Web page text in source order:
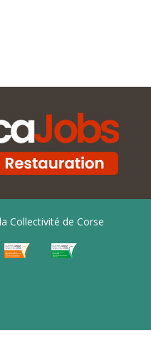
Collectivité de Corse